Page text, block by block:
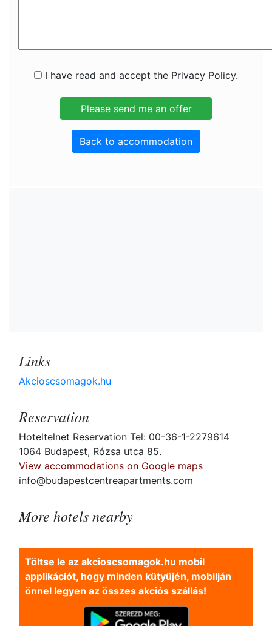
I have read and accept the Privacy Policy.
Back to accommodation
Links
Akcioscsomagok.hu
Reservation
Hoteltelnet Reservation Tel: 00-36-1-2279614
1064 Budapest, Rózsa utca 85.
View accommodations on Google maps
info@budapestcentreapartments.com
More hotels nearby
Töltse le az akcioscsomagok.hu mobil
applikációt, hogy minden kütyüjén, mobilján
önnel legyen az összes akciós szállás!